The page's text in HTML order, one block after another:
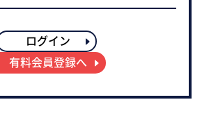
ログイン
有料会員登録へ